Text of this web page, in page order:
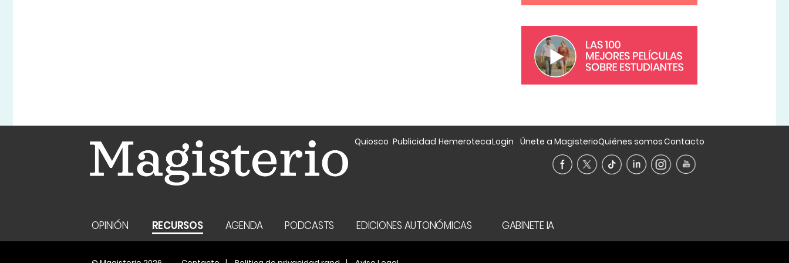
Quiosco Publicidad HemerotecaLogin Únete a MagisterioQuiénes somosContacto
OPINIÓN RECURSOS AGENDA PODCASTS EDICIONES AUTONÓMICAS GABINETE IA